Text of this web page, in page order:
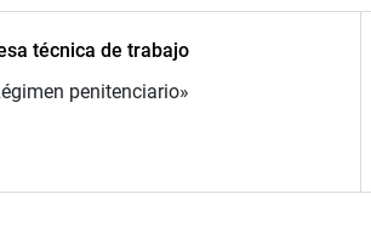
técnica de trabajo
penitenciario»